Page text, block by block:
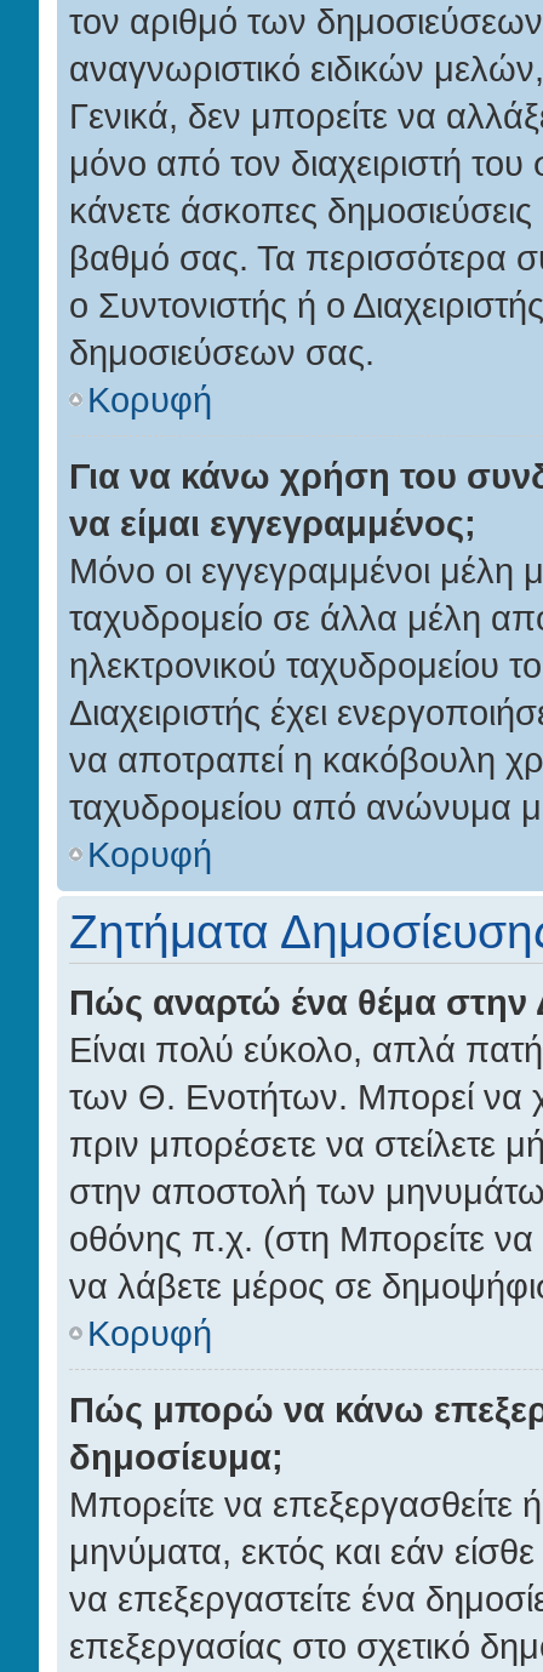
τον αριθμό των δημοσιεύσεων
αναγνωριστικό ειδικών
Γενικά, δεν μπορείτε να
μόνο από τον διαχειριστή
κάνετε άσκοπες
βαθμό σας. Τα περισσότερα
ο Συντονιστής ή ο
δημοσιεύσεων σας.
Κορυφή
Για να κάνω χρήση του
να είμαι εγγεγραμμένος;
Μόνο οι εγγεγραμμένοι μέλη
ταχυδρομείο σε άλλα μέλη
ηλεκτρονικού ταχυδρομείου
Διαχειριστής έχει
να αποτραπεί η κακόβουλη
ταχυδρομείου από ανώνυμα
Κορυφή
Ζητήματα
Πώς αναρτώ ένα θέμα στην
Είναι πολύ εύκολο, απλά
των Θ. Ενοτήτων. Μπορεί να
πριν μπορέσετε να στείλετε
στην αποστολή των
οθόνης π.χ. (στη Μπορείτε
να λάβετε μέρος σε
Κορυφή
Πώς μπορώ να κάνω
δημοσίευμα;
Μπορείτε να επεξεργασθείτε
μηνύματα, εκτός και εάν
να επεξεργαστείτε ένα
επεξεργασίας στο σχετικό